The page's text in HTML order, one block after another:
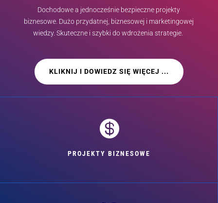
Dochodowe a jednocześnie bezpieczne projekty
biznesowe. Dużo przydatnej, biznesowej i marketingowej
wiedzy. Skuteczne i szybki do wdrożenia strategie.
KLIKNIJ I DOWIEDZ SIĘ WIĘCEJ ...

PROJEKTY BIZNESOWE